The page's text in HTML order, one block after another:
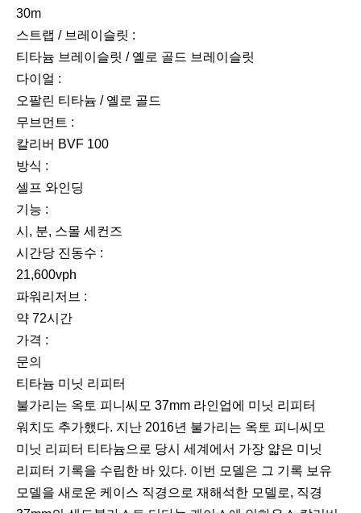
30m
스트랩 / 브레이슬릿 :
티타늄 브레이슬릿 / 옐로 골드 브레이슬릿
다이얼 :
오팔린 티타늄 / 옐로 골드
무브먼트 :
칼리버 BVF 100
방식 :
셀프 와인딩
기능 :
시, 분, 스몰 세컨즈
시간당 진동수 :
21,600vph
파워리저브 :
약 72시간
가격 :
문의
티타늄 미닛 리피터
불가리는 옥토 피니씨모 37mm 라인업에 미닛 리피터
워치도 추가했다. 지난 2016년 불가리는 옥토 피니씨모
미닛 리피터 티타늄으로 당시 세계에서 가장 얇은 미닛
리피터 기록을 수립한 바 있다. 이번 모델은 그 기록 보유
모델을 새로운 케이스 직경으로 재해석한 모델로, 직경